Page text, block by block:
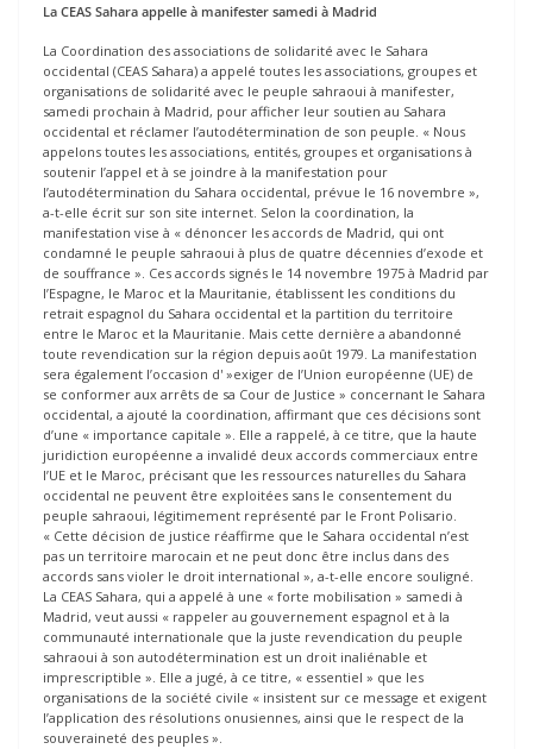
La CEAS Sahara appelle à manifester samedi à Madrid
La Coordination des associations de solidarité avec le Sahara
occidental (CEAS Sahara) a appelé toutes les associations, groupes et
organisations de solidarité avec le peuple sahraoui à manifester,
samedi prochain à Madrid, pour afficher leur soutien au Sahara
occidental et réclamer l’autodétermination de son peuple. « Nous
appelons toutes les associations, entités, groupes et organisations à
soutenir l’appel et à se joindre à la manifestation pour
l’autodétermination du Sahara occidental, prévue le 16 novembre »,
a-t-elle écrit sur son site internet. Selon la coordination, la
manifestation vise à « dénoncer les accords de Madrid, qui ont
condamné le peuple sahraoui à plus de quatre décennies d’exode et
de souffrance ». Ces accords signés le 14 novembre 1975 à Madrid par
l’Espagne, le Maroc et la Mauritanie, établissent les conditions du
retrait espagnol du Sahara occidental et la partition du territoire
entre le Maroc et la Mauritanie. Mais cette dernière a abandonné
toute revendication sur la région depuis août 1979. La manifestation
sera également l’occasion d' »exiger de l’Union européenne (UE) de
se conformer aux arrêts de sa Cour de Justice » concernant le Sahara
occidental, a ajouté la coordination, affirmant que ces décisions sont
d’une « importance capitale ». Elle a rappelé, à ce titre, que la haute
juridiction européenne a invalidé deux accords commerciaux entre
l’UE et le Maroc, précisant que les ressources naturelles du Sahara
occidental ne peuvent être exploitées sans le consentement du
peuple sahraoui, légitimement représenté par le Front Polisario.
« Cette décision de justice réaffirme que le Sahara occidental n’est
pas un territoire marocain et ne peut donc être inclus dans des
accords sans violer le droit international », a-t-elle encore souligné.
La CEAS Sahara, qui a appelé à une « forte mobilisation » samedi à
Madrid, veut aussi « rappeler au gouvernement espagnol et à la
communauté internationale que la juste revendication du peuple
sahraoui à son autodétermination est un droit inaliénable et
imprescriptible ». Elle a jugé, à ce titre, « essentiel » que les
organisations de la société civile « insistent sur ce message et exigent
l’application des résolutions onusiennes, ainsi que le respect de la
souveraineté des peuples ».